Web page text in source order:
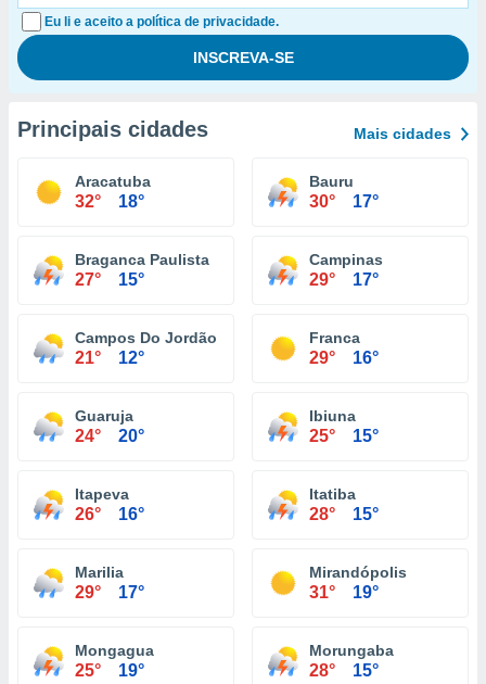
Eu li e aceito a política de privacidade.
Principais cidades Mais cidades
Aracatuba
32° 18°
Bauru
30° 17°
Braganca Paulista
27° 15°
Campinas
29° 17°
Campos Do Jordão
21° 12°
Franca
29° 16°
Guaruja
24° 20°
Ibiuna
25° 15°
Itapeva
26° 16°
Itatiba
28° 15°
Marilia
29° 17°
Mirandópolis
31° 19°
Mongagua
25° 19°
Morungaba
28° 15°